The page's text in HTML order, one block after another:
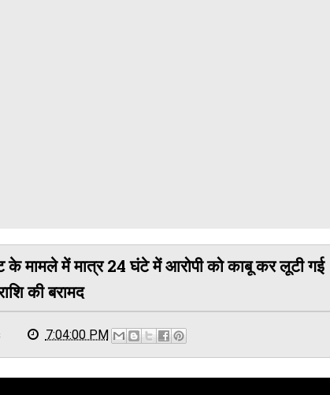
के मामले में मात्र 24 घंटे में आरोपी को काबू कर लूटी गई
की बरामद
7:04:00 PM